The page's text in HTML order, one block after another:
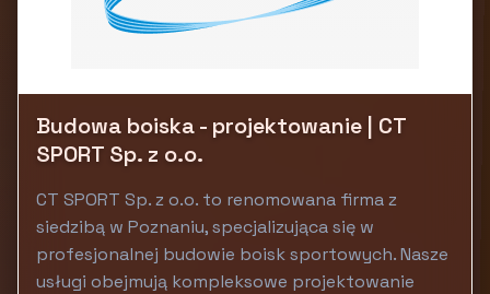
Budowa boiska - projektowanie | CT
SPORT Sp. z o.o.
CT SPORT Sp. z o.o. to renomowana firma z
siedzibą w Poznaniu, specjalizująca się w
profesjonalnej budowie boisk sportowych. Nasze
usługi obejmują kompleksowe projektowanie